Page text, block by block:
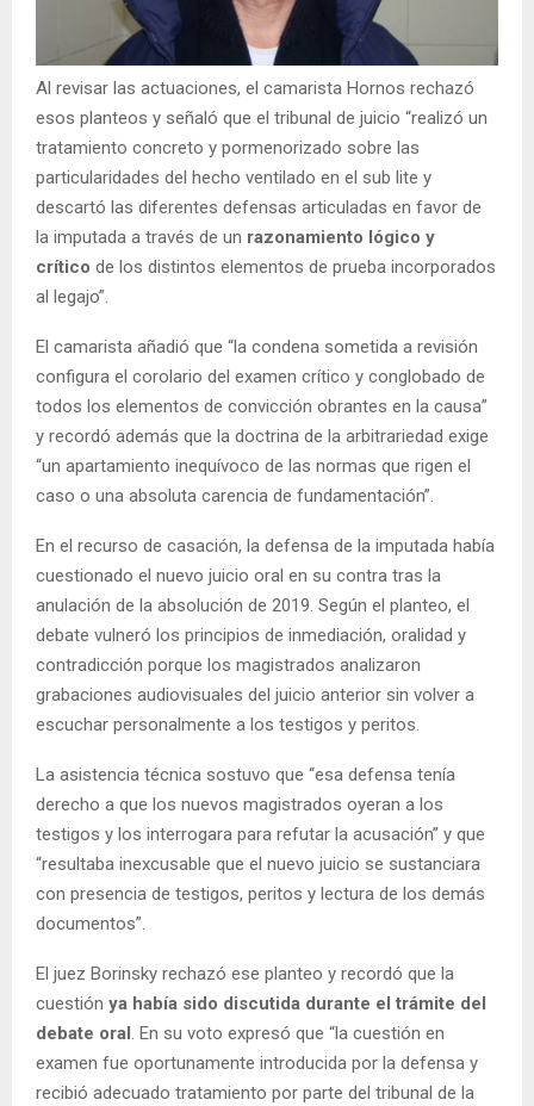
Al revisar las actuaciones, el camarista Hornos rechazó
esos planteos y señaló que el tribunal de juicio “realizó un
tratamiento concreto y pormenorizado sobre las
particularidades del hecho ventilado en el sub lite y
descartó las diferentes defensas articuladas en favor de
la imputada a través de un razonamiento lógico y
crítico de los distintos elementos de prueba incorporados
al legajo”.
El camarista añadió que “la condena sometida a revisión
configura el corolario del examen crítico y conglobado de
todos los elementos de convicción obrantes en la causa”
y recordó además que la doctrina de la arbitrariedad exige
“un apartamiento inequívoco de las normas que rigen el
caso o una absoluta carencia de fundamentación”.
En el recurso de casación, la defensa de la imputada había
cuestionado el nuevo juicio oral en su contra tras la
anulación de la absolución de 2019. Según el planteo, el
debate vulneró los principios de inmediación, oralidad y
contradicción porque los magistrados analizaron
grabaciones audiovisuales del juicio anterior sin volver a
escuchar personalmente a los testigos y peritos.
La asistencia técnica sostuvo que “esa defensa tenía
derecho a que los nuevos magistrados oyeran a los
testigos y los interrogara para refutar la acusación” y que
“resultaba inexcusable que el nuevo juicio se sustanciara
con presencia de testigos, peritos y lectura de los demás
documentos”.
El juez Borinsky rechazó ese planteo y recordó que la
cuestión ya había sido discutida durante el trámite del
debate oral. En su voto expresó que “la cuestión en
examen fue oportunamente introducida por la defensa y
recibió adecuado tratamiento por parte del tribunal de la